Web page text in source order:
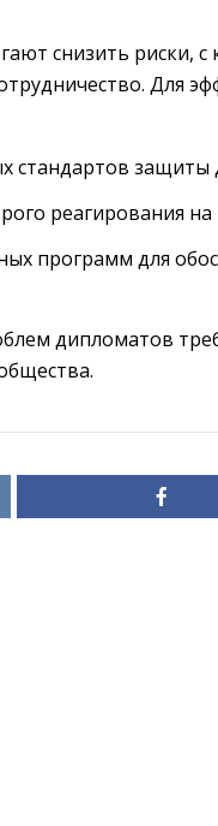
снизить риски,
Для
стандартов защиты
реагирования
программ для
дипломатов